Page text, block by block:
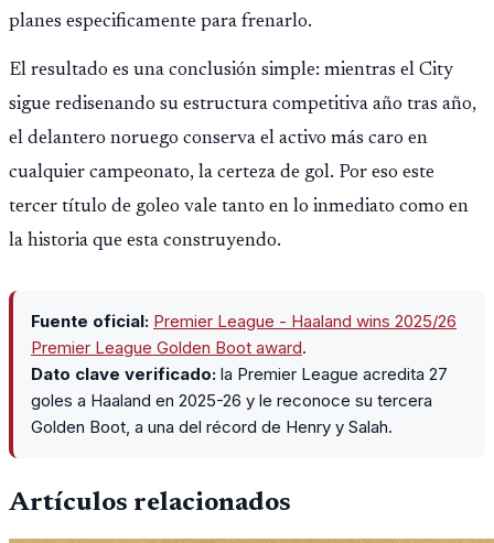
planes especificamente para frenarlo.
El resultado es una conclusión simple: mientras el City
sigue redisenando su estructura competitiva año tras año,
el delantero noruego conserva el activo más caro en
cualquier campeonato, la certeza de gol. Por eso este
tercer título de goleo vale tanto en lo inmediato como en
la historia que esta construyendo.
Fuente oficial: Premier League - Haaland wins 2025/26
Premier League Golden Boot award.
Dato clave verificado: la Premier League acredita 27
goles a Haaland en 2025-26 y le reconoce su tercera
Golden Boot, a una del récord de Henry y Salah.
Artículos relacionados